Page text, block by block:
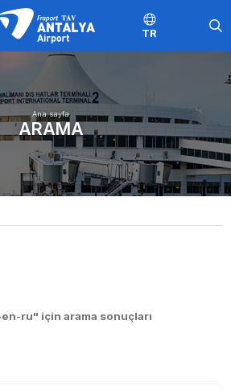
TR
Ana sayfa
ARAMA
ru" için arama sonuçları